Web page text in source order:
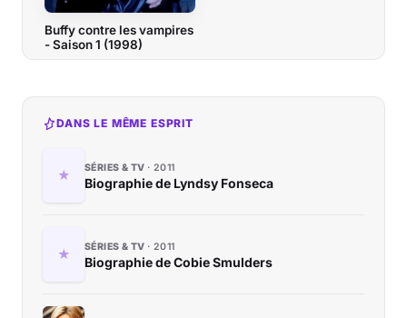
Buffy contre les vampires
- Saison 1 (1998)
DANS LE MÊME ESPRIT
SÉRIES & TV 2011
Biographie de Lyndsy Fonseca
SÉRIES & TV 2011
Biographie de Cobie Smulders